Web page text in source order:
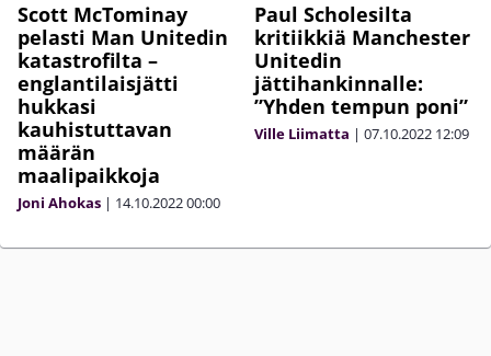
Scott McTominay
pelasti Man Unitedin
katastrofilta –
englantilaisjätti
hukkasi
kauhistuttavan
määrän
maalipaikkoja
Joni Ahokas | 14.10.202200:00
Paul Scholesilta
kritiikkiä Manchester
Unitedin
jättihankinnalle:
”Yhden tempun poni”
Ville Liimatta | 07.10.2022 12:09